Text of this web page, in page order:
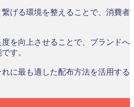
げる環境を整えることで、消費者
を向上させることで、ブランドへ
す。
に最も適した配布方法を活用する